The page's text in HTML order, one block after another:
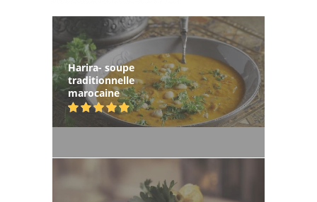
Harira- soupe
traditionnelle
marocaine